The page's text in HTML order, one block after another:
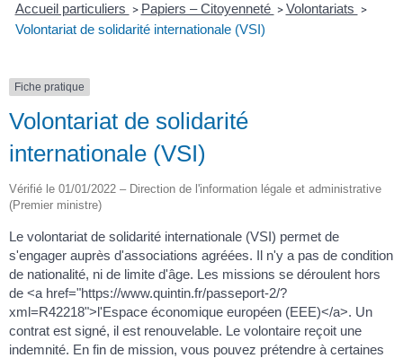
Accueil particuliers > Papiers – Citoyenneté > Volontariats >
Volontariat de solidarité internationale (VSI)
Fiche pratique
Volontariat de solidarité
internationale (VSI)
Vérifié le 01/01/2022 – Direction de l'information légale et administrative
(Premier ministre)
Le volontariat de solidarité internationale (VSI) permet de
s'engager auprès d'associations agréées. Il n'y a pas de condition
de nationalité, ni de limite d'âge. Les missions se déroulent hors
de <a href="https://www.quintin.fr/passeport-2/?
xml=R42218">l'Espace économique européen (EEE)</a>. Un
contrat est signé, il est renouvelable. Le volontaire reçoit une
indemnité. En fin de mission, vous pouvez prétendre à certaines